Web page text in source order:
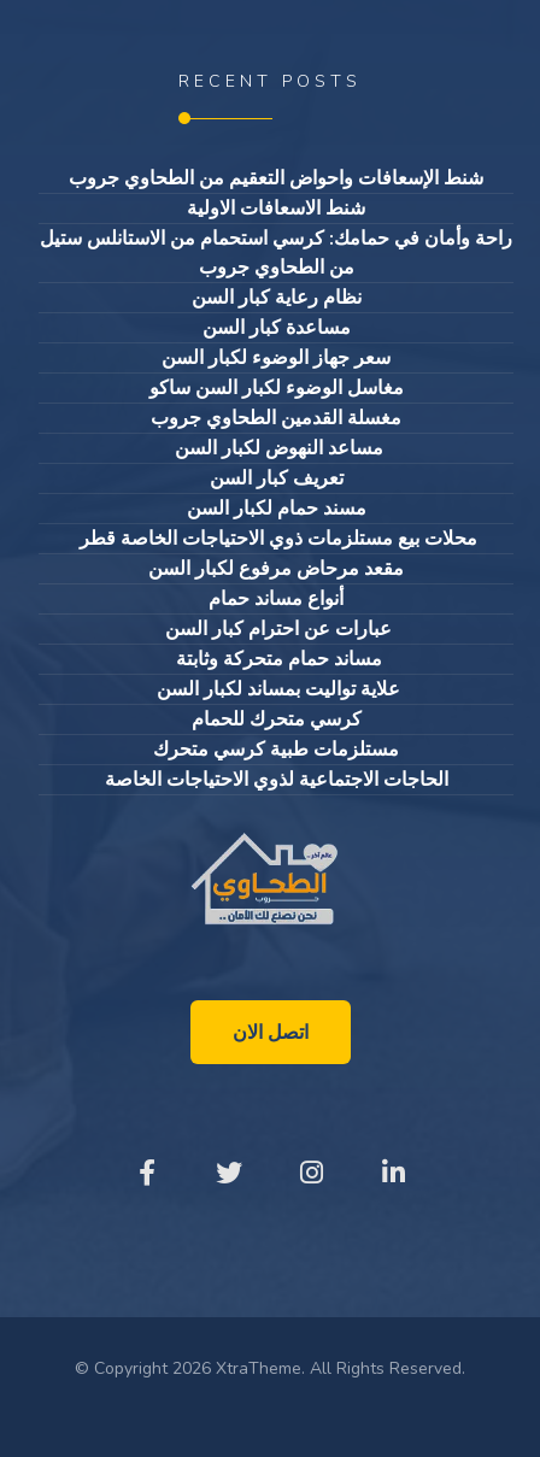
RECENT POSTS
شنط الإسعافات واحواض التعقيم من الطحاوي جروب
شنط الاسعافات الاولية
راحة وأمان في حمامك: كرسي استحمام من الاستانلس ستيل
من الطحاوي جروب
نظام رعاية كبار السن
مساعدة كبار السن
سعر جهاز الوضوء لكبار السن
مغاسل الوضوء لكبار السن ساكو
مغسلة القدمين الطحاوي جروب
مساعد النهوض لكبار السن
تعريف كبار السن
مسند حمام لكبار السن
محلات بيع مستلزمات ذوي الاحتياجات الخاصة قطر
مقعد مرحاض مرفوع لكبار السن
أنواع مساند حمام
عبارات عن احترام كبار السن
مساند حمام متحركة وثابتة
علاية تواليت بمساند لكبار السن
كرسي متحرك للحمام
مستلزمات طبية كرسي متحرك
الحاجات الاجتماعية لذوي الاحتياجات الخاصة
اتصل الان
© Copyright 2026 XtraTheme. All Rights Reserved.